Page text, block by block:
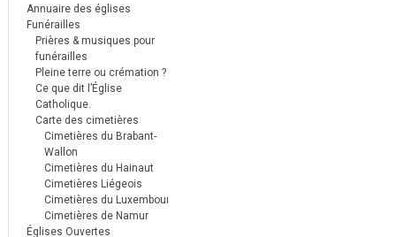
Annuaire des églises
Funérailles
Prières & musiques pour
funérailles
Pleine terre ou crémation ?
Ce que dit l’Église
Catholique.
Carte des cimetières
Cimetières du Brabant-
Wallon
Cimetières du Hainaut
Cimetières Liégeois
Cimetières du Luxembourg
Cimetières de Namur
Églises Ouvertes